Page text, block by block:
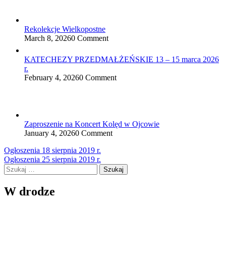
Rekolekcje Wielkopostne
March 8, 20260 Comment
KATECHEZY PRZEDMAŁŻEŃSKIE 13 – 15 marca 2026
r.
February 4, 20260 Comment
Zaproszenie na Koncert Kolęd w Ojcowie
January 4, 20260 Comment
Nawigacja
wpisu
Ogłoszenia 18 sierpnia 2019 r.
Ogłoszenia 25 sierpnia 2019 r.
Szukaj:
W drodze